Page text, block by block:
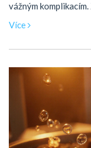
vážným
Více